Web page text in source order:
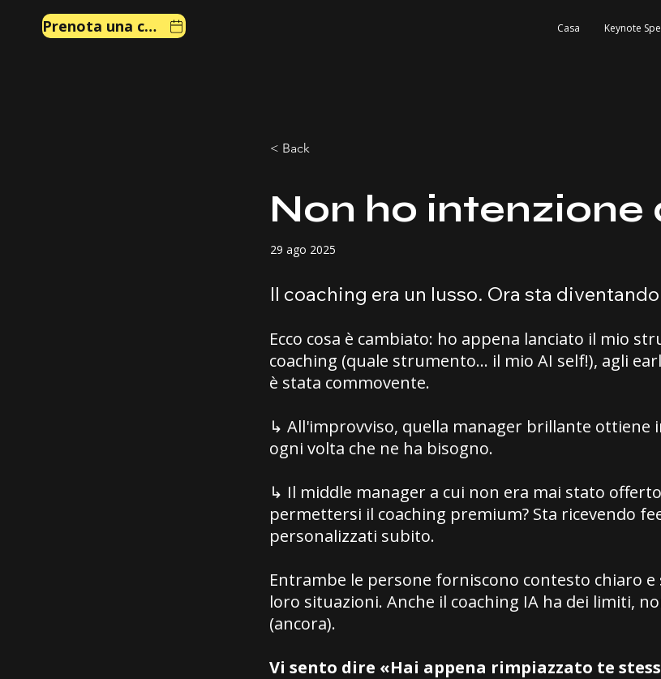
Prenota una chiamata Casa Keynote
< Back
Non ho intenzione
29 ago 2025
Il coaching era un lusso. Ora sta
Ecco cosa è cambiato: ho appena lanciato il mio
coaching (quale strumento... il mio AI self!), agli
è stata commovente.
↳ All'improvviso, quella manager brillante ottiene
ogni volta che ne ha bisogno.
↳ Il middle manager a cui non era mai stato
permettersi il coaching premium? Sta ricevendo
personalizzati subito.
Entrambe le persone forniscono contesto chiaro e
loro situazioni. Anche il coaching IA ha dei limiti,
(ancora).
Vi sento dire «Hai appena rimpiazzato te